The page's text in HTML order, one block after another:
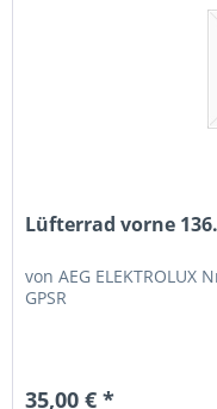
Lüfterrad vorne
von AEG
GPSR
35,00 € *